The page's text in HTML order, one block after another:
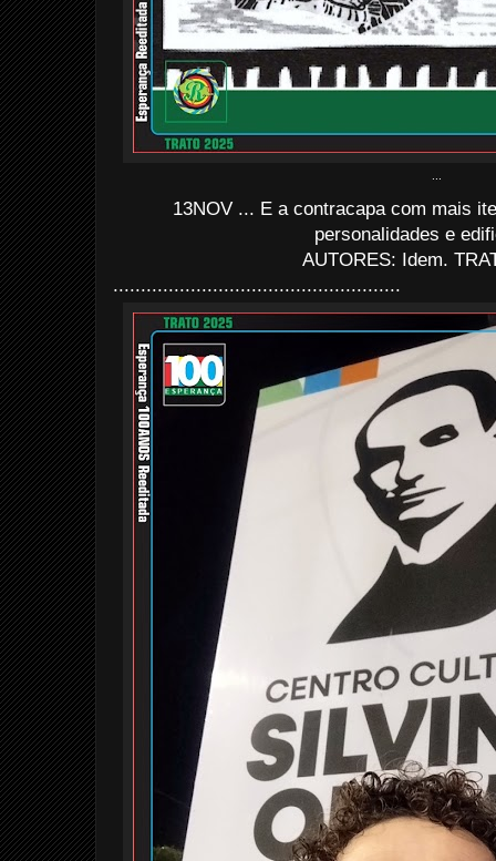
13NOV ... E a contracapa com mais
personalidades e
AUTORES: Idem.
....................................................